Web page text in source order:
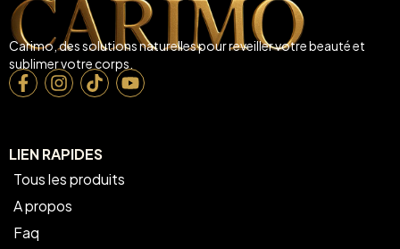
Carimo, des solutions naturelles pour reveiller votre beauté et
sublimer votre corps.
LIEN RAPIDES
Tous les produits
A propos
Faq